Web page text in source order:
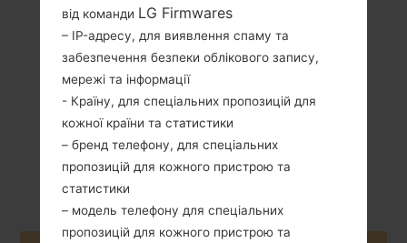
Android 5.1.x
Lollipop Mirror
Release
від команди LG Firmwares
– IP-адресу, для виявлення спаму та
забезпечення безпеки облікового запису,
мережі та інформації
- Країну, для спеціальних пропозицій для
кожної країни та статистики
– бренд телефону, для спеціальних
пропозицій для кожного пристрою та
статистики
– модель телефону для спеціальних
пропозицій для кожного пристрою та